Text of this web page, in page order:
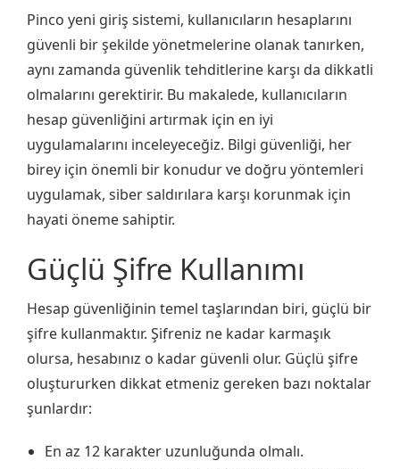
Pinco yeni giriş sistemi, kullanıcıların hesaplarını
güvenli bir şekilde yönetmelerine olanak tanırken,
aynı zamanda güvenlik tehditlerine karşı da dikkatli
olmalarını gerektirir. Bu makalede, kullanıcıların
hesap güvenliğini artırmak için en iyi
uygulamalarını inceleyeceğiz. Bilgi güvenliği, her
birey için önemli bir konudur ve doğru yöntemleri
uygulamak, siber saldırılara karşı korunmak için
hayati öneme sahiptir.
Güçlü Şifre Kullanımı
Hesap güvenliğinin temel taşlarından biri, güçlü bir
şifre kullanmaktır. Şifreniz ne kadar karmaşık
olursa, hesabınız o kadar güvenli olur. Güçlü şifre
oluştururken dikkat etmeniz gereken bazı noktalar
şunlardır:
En az 12 karakter uzunluğunda olmalı.